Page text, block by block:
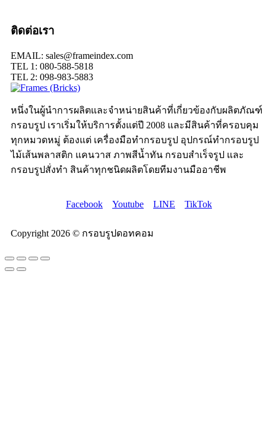
หนึ่งในผู้นำการผลิตและจำหน่ายสินค้าที่เกี่ยวข้องกับผลิตภัณฑ์
กรอบรูป เราเริ่มให้บริการตั้งแต่ปี 2008 และมีสินค้าที่ครอบคุม
ทุกหมวดหมู่ ต้องแต่ เครื่องมือทำกรอบรูป อุปกรณ์ทำกรอบรูป
ไม้เส้นพลาสติก แคนวาส ภาพสีน้ำทัน กรอบสำเร็จรูป และ
กรอบรูปสั่งทำ สินค้าทุกชนิดผลิตโดยทีมงานมืออาชีพ
Facebook Youtube LINE TikTok
Copyright 2026 © กรอบรูปดอทคอม
ติดต่อเรา
EMAIL: sales@frameindex.com
TEL 1: 080-588-5818
TEL 2: 098-983-5883